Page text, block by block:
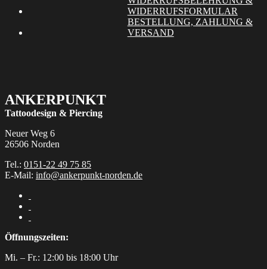
der
Produktseite
gewählt
WIDERRUFSFORMULAR
BESTELLUNG, ZAHLUNG &
VERSAND
ANKERPUNKT
Tattoodesign & Piercing
Neuer Weg 6
26506 Norden
Tel.: 0151-22 49 75 85
E-Mail: info@ankerpunkt-norden.de
Öffnungszeiten:
Mi. – Fr.: 12:00 bis 18:00 Uhr